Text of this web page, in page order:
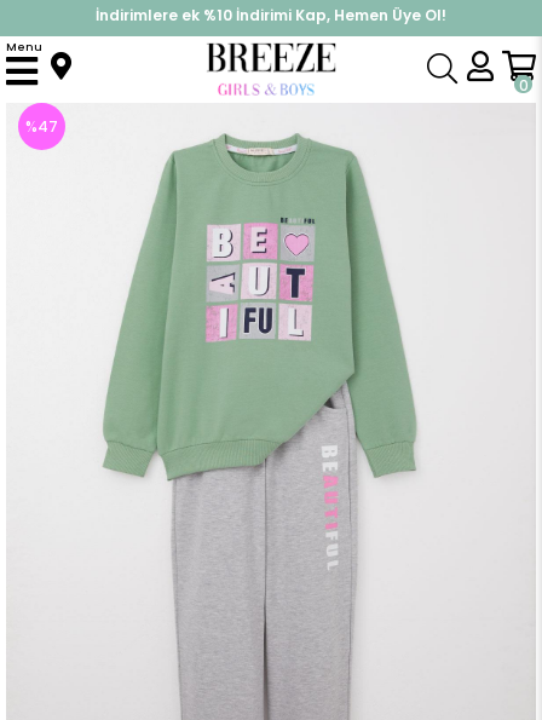
%30 Sepette Yaz İndirimi, Hemen Al!
İndirimlere ek %10 İndirimi Kap, Hemen Üye Ol!
0
Menu
Anasayfa Takımlar Eşofman Takımı Kız Çocuk Eşofman Takım Renkli Yazı Baskılı Mint Yeşili (8 Yaş)
%47